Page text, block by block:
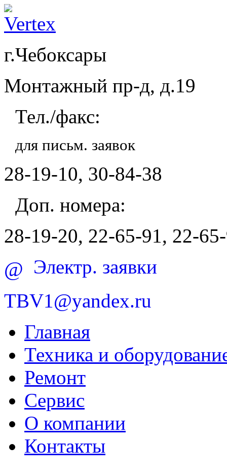
г.Чебоксары
Монтажный пр-д, д.19
Тел./факс:
для письм. заявок
28-19-10, 30-84-38
Доп. номера:
28-19-20, 22-65-91, 22-
@ Электр. заявки
TBV1@yandex.ru
Главная
Техника и
Ремонт
Сервис
О компании
Контакты